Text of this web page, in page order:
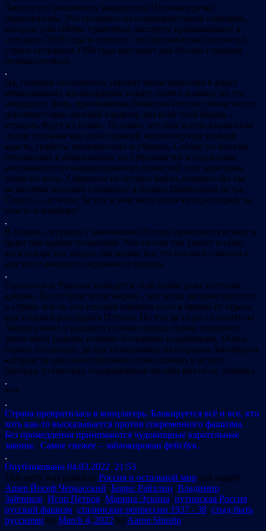
Запад и его решимость защищаться Путиным резко
недооценены. Это сказалось на сокрушительных санкциях,
которые уже сейчас грамотные эксперты приравнивают к
ситуации 1918 года и считают, что перспектива получить в
стране ситуацию 1990 года выглядит для России слишком
оптимистичной.
.
Да, санкции несомненно укрепят некое единство в рядах
измельчавших миллиардеров вокруг своего вожака, но это
ненадолго. Боль, причиняемая бойкотом России сейчас носит
исключительно личный характер для всей этой банды –
страдать будут их семьи. То самое, что они всегда выдвигали
своим близким как свой главный мотиватор еще больше
красть, грабить, мошенничать и убивать. Сейчас их внукам
отказывают в образовании, их гувернантки и садовники
увольняются из конфискованных поместий а их капитаны
топят их яхты. Самолеты не летают, бабло, казалось бы так
незыблемо надежно схованное в банках Швейцарии (и ты,
Свисс!) – исчезло. За что ж они вели свою жуткую борьбу за
власть и комфорт!
.
В общем, ситуация с экономикой России прояснится вскоре и
будет она крайне печальной. Что-то они там умеют и сами,
хотя вскоре все увидят, насколько все это поганее сляпано и
как все становится медленно и больно.
.
Героическая Украине победит в этой войне даже истекши
кровью. Ее отстроят всем миром – вот когда активно ринутся
в страну все те, кто сегодня обильно ссыт в брюки от страха
еще сильнее рассердить Путина. Но что да то да – строить на
Западе умеют и расцветут снова города, только покроется
земля моей родины новыми большими кладбищами. Очень
горько это писать, да еще оглядываясь на сатрапов Закерберга,
которые за одно неосторожное слово сажают в острог.
Цензуру путинских сподвижников онлайн никто не отменял.
.
***
.
Страна превратилась в концлагерь. Блокируется всё и все, кто
хоть как-то высказывается против современного фашизма.
Без промедления принимаются чудовищные карательные
законы. Самое свежее – заблокирован фейсбук.
.
Опубликовано 04.03.2022 21:53
This entry was posted in Россия и остальной мир and tagged
Ашер Йосеф Черкасский, Борис Райхлин, Владимир
Зайчиков, Игор Петров, Марина Эскина, путинская Россия,
русский фашизм, сталинские репрессии 1937 - 38, стыд быть
русскими on March 4, 2022 by Aaron Shustin.